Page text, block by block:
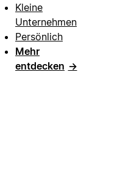
Kleine
Unternehmen
Persönlich
Mehr
entdecken →